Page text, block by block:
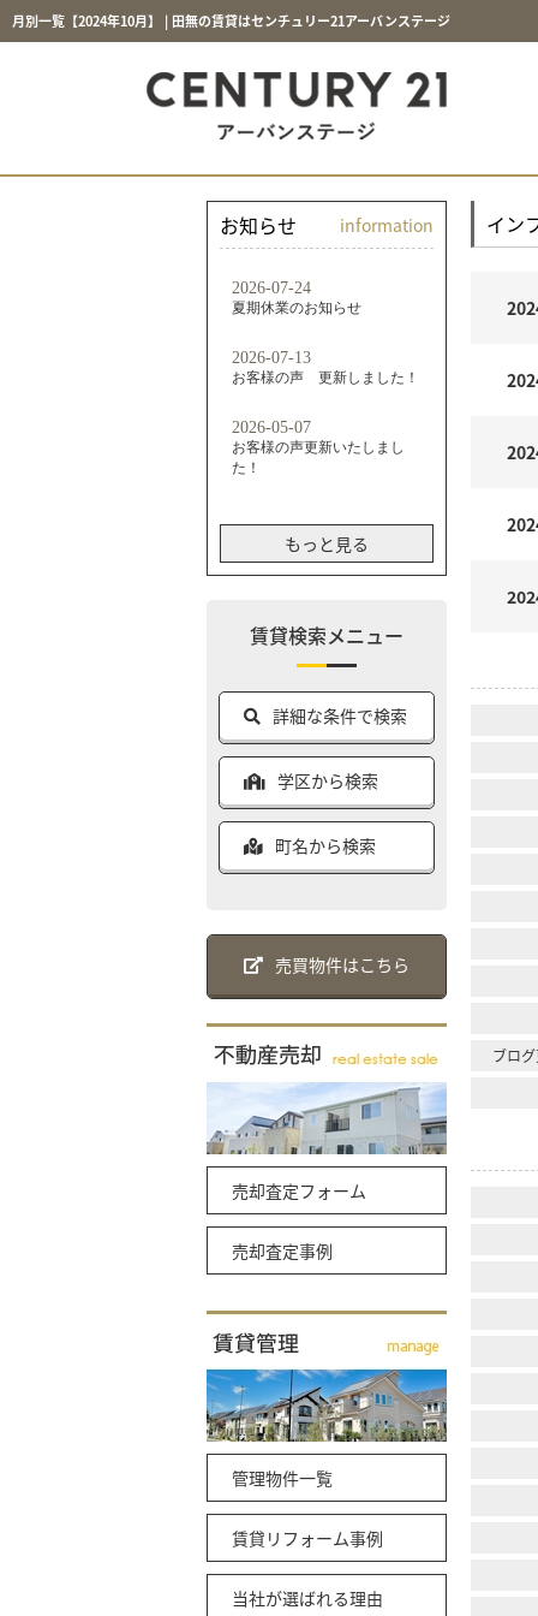
月別一覧【2024年10月】 | 田無の賃貸はセンチュリー21アーバンステージ
イン
ブロ
お知らせ information
もっと見る
賃貸検索メニュー
詳細な条件で検索
学区から検索
町名から検索
売買物件はこちら
売却査定フォーム
売却査定事例
管理物件一覧
賃貸リフォーム事例
当社が選ばれる理由